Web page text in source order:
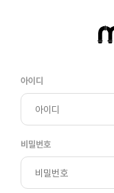
아이디
비밀번호